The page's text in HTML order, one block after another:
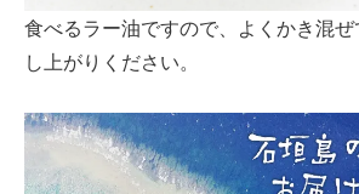
食べるラー油ですので、よくかき混
し上がりください。